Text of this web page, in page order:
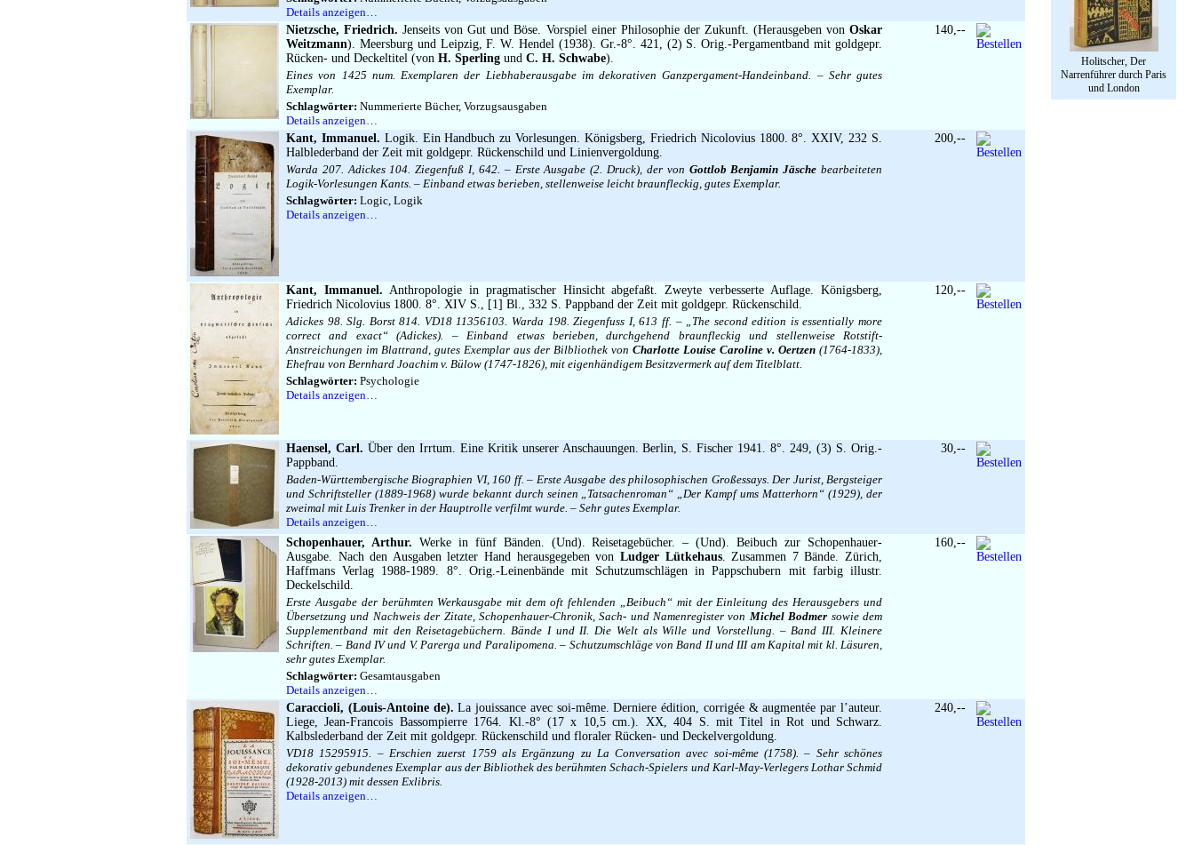
Holitscher, Der
Narrenführer durch Paris
und London
Details anzeigen…
Nietzsche, Friedrich. Jenseits von Gut und Böse. Vorspiel einer Philosophie der Zukunft. (Herausgeben vonOskar
Weitzmann). Meersburg und Leipzig, F. W. Hendel (1938). Gr.-8°. 421, (2) S. Orig.-Pergamentband mit goldgepr.
Rücken- und Deckeltitel (von H. Sperling und C. H. Schwabe).
Eines von 1425 num. Exemplaren der Liebhaberausgabe im dekorativen Ganzpergament-Handeinband. – Sehr gutes
Exemplar.
Schlagwörter: Nummerierte Bücher, Vorzugsausgaben
Details anzeigen…
140,--
Kant, Immanuel. Logik. Ein Handbuch zu Vorlesungen. Königsberg, Friedrich Nicolovius 1800. 8°. XXIV, 232 S.
Halblederband der Zeit mit goldgepr. Rückenschild und Linienvergoldung.
Warda 207. Adickes 104. Ziegenfuß I, 642. – Erste Ausgabe (2. Druck), der von Gottlob Benjamin Jäsche bearbeiteten
Logik-Vorlesungen Kants. – Einband etwas berieben, stellenweise leicht braunfleckig, gutes Exemplar.
Schlagwörter: Logic, Logik
Details anzeigen…
200,--
Kant, Immanuel. Anthropologie in pragmatischer Hinsicht abgefaßt. Zweyte verbesserte Auflage. Königsberg,
Friedrich Nicolovius 1800. 8°. XIV S., [1] Bl., 332 S. Pappband der Zeit mit goldgepr. Rückenschild.
Adickes 98. Slg. Borst 814. VD18 11356103. Warda 198. Ziegenfuss I, 613 ff. – „The second edition is essentially more
correct and exact“ (Adickes). – Einband etwas berieben, durchgehend braunfleckig und stellenweise Rotstift-
Anstreichungen im Blattrand, gutes Exemplar aus der Bilbliothek von Charlotte Louise Caroline v. Oertzen (1764-1833),
Ehefrau von Bernhard Joachim v. Bülow (1747-1826), mit eigenhändigem Besitzvermerk auf dem Titelblatt.
Schlagwörter: Psychologie
Details anzeigen…
120,--
Haensel, Carl. Über den Irrtum. Eine Kritik unserer Anschauungen. Berlin, S. Fischer 1941. 8°. 249, (3) S. Orig.-
Pappband.
Baden-Württembergische Biographien VI, 160 ff. – Erste Ausgabe des philosophischen Großessays. Der Jurist, Bergsteiger
und Schriftsteller (1889-1968) wurde bekannt durch seinen „Tatsachenroman“ „Der Kampf ums Matterhorn“ (1929), der
zweimal mit Luis Trenker in der Hauptrolle verfilmt wurde. – Sehr gutes Exemplar.
Details anzeigen…
30,--
Schopenhauer, Arthur. Werke in fünf Bänden. (Und). Reisetagebücher. – (Und). Beibuch zur Schopenhauer-
Ausgabe. Nach den Ausgaben letzter Hand herausgegeben von Ludger Lütkehaus. Zusammen 7 Bände. Zürich,
Haffmans Verlag 1988-1989. 8°. Orig.-Leinenbände mit Schutzumschlägen in Pappschubern mit farbig illustr.
Deckelschild.
Erste Ausgabe der berühmten Werkausgabe mit dem oft fehlenden „Beibuch“ mit der Einleitung des Herausgebers und
Übersetzung und Nachweis der Zitate, Schopenhauer-Chronik, Sach- und Namenregister von Michel Bodmer sowie dem
Supplementband mit den Reisetagebüchern. Bände I und II. Die Welt als Wille und Vorstellung. – Band III. Kleinere
Schriften. – Band IV und V. Parerga und Paralipomena. – Schutzumschläge von Band II und III am Kapital mit kl. Läsuren,
sehr gutes Exemplar.
Schlagwörter: Gesamtausgaben
Details anzeigen…
160,--
Caraccioli, (Louis-Antoine de). La jouissance avec soi-même. Derniere édition, corrigée & augmentée par l’auteur.
Liege, Jean-Francois Bassompierre 1764. Kl.-8° (17 x 10,5 cm.). XX, 404 S. mit Titel in Rot und Schwarz.
Kalbslederband der Zeit mit goldgepr. Rückenschild und floraler Rücken- und Deckelvergoldung.
VD18 15295915. – Erschien zuerst 1759 als Ergänzung zu La Conversation avec soi-même (1758). – Sehr schönes
dekorativ gebundenes Exemplar aus der Bibliothek des berühmten Schach-Spielers und Karl-May-Verlegers Lothar Schmid
(1928-2013) mit dessen Exlibris.
Details anzeigen…
240,--